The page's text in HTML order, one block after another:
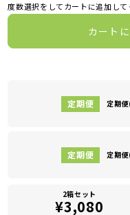
度数選択をしてカートに追加して
カート
定期
定期
2箱セット
¥3,080